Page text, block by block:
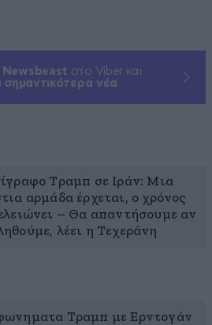
Newsbeast στο Viber και
σημαντικότερα νέα
Τραμπ σε Ιράν: Μια
αρμάδα έρχεται, ο χρόνος
– Θα απαντήσουμε αν
λέει η Τεχεράνη
Τραμπ με Ερντογάν